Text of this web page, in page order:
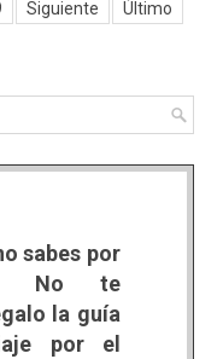
Siguiente Último
sabes por
No te
la guía
por el